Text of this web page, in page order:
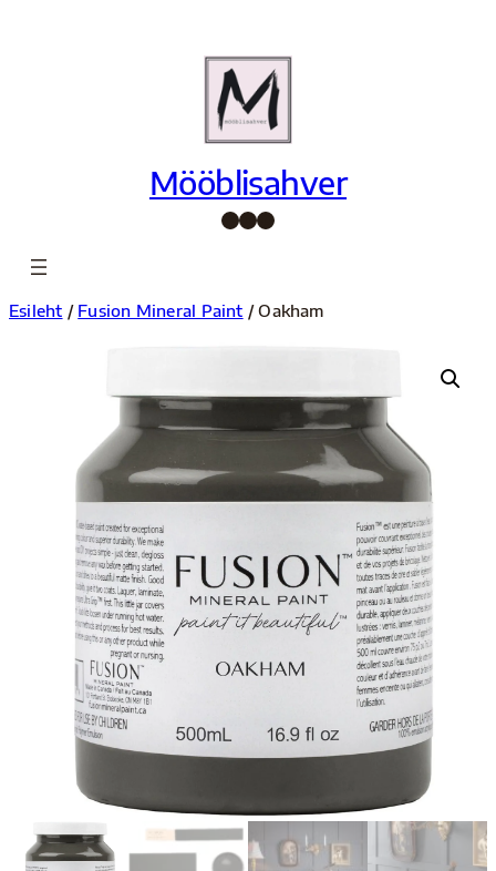
Mööblisahver
Facebook InstagramPinterest
Esileht / Fusion Mineral Paint / Oakham